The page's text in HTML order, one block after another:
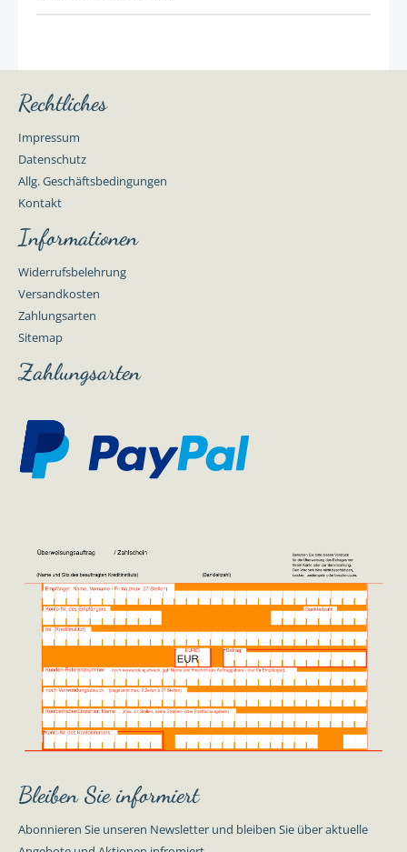
Rechtliches
Impressum
Datenschutz
Allg. Geschäftsbedingungen
Kontakt
Informationen
Widerrufsbelehrung
Versandkosten
Zahlungsarten
Sitemap
Zahlungsarten
Bleiben Sie informiert
Abonnieren Sie unseren Newsletter und bleiben Sie über aktuelle